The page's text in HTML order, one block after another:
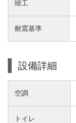
竣工
耐震基準
設備詳細
空調
トイレ